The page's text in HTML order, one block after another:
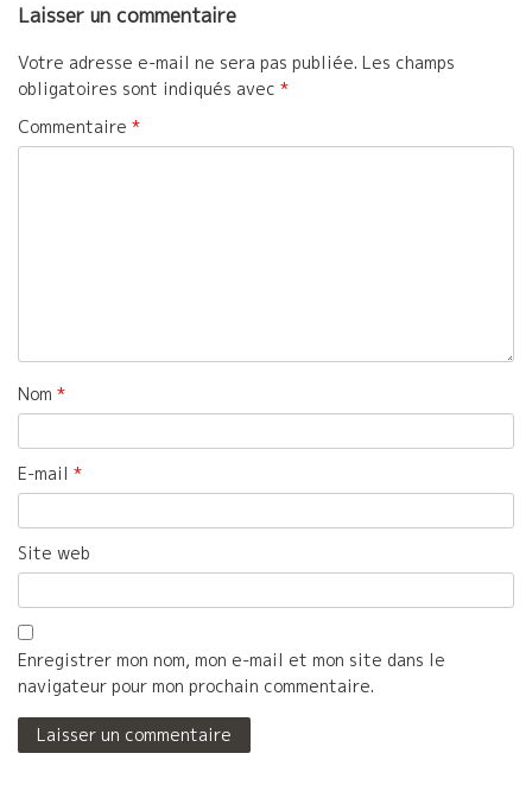
Laisser un commentaire
Votre adresse e-mail ne sera pas publiée. Les champs
obligatoires sont indiqués avec *
Commentaire *
Nom *
E-mail *
Site web
Enregistrer mon nom, mon e-mail et mon site dans le
navigateur pour mon prochain commentaire.